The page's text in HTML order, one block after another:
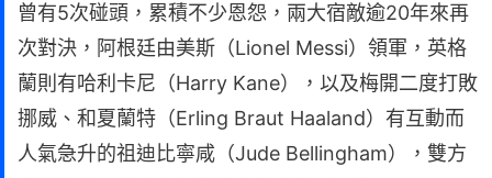
曾有5次碰頭，累積不少恩怨，兩大宿敵逾20年來再
次對決，阿根廷由美斯（Lionel Messi）領軍，英格
蘭則有哈利卡尼（Harry Kane），以及梅開二度打敗
挪威、和夏蘭特（Erling Braut Haaland）有互動而
人氣急升的祖迪比寧咸（Jude Bellingham），雙方